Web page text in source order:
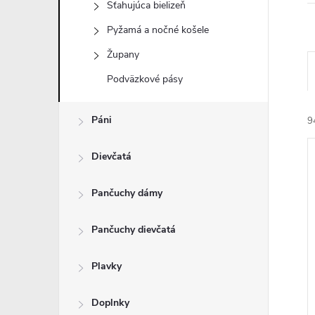
Sťahujúca bielizeň
Pyžamá a nočné košele
Župany
Podväzkové pásy
Páni
Dievčatá
Pančuchy dámy
Pančuchy dievčatá
Plavky
Doplnky
a